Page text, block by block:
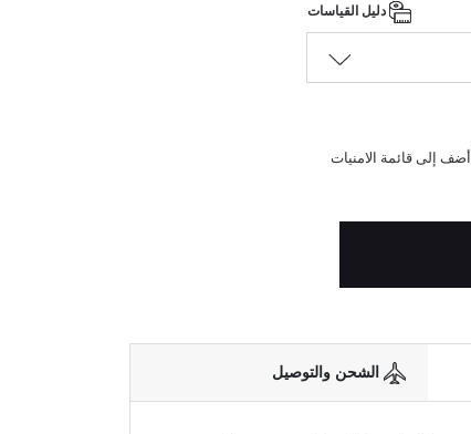
أضف إلى قائمة الامنيات
الشحن والتوصيل